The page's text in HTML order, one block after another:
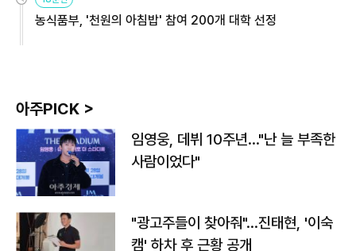
농식품부, '천원의 아침밥' 참여 200개 대학 선정
아주PICK >
임영웅, 데뷔 10주년…"난 늘 부족한
사람이었다"
"광고주들이 찾아줘"…진태현, '이숙
캠' 하차 후 근황 공개